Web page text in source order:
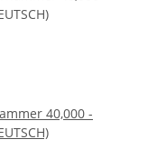
40,000 -